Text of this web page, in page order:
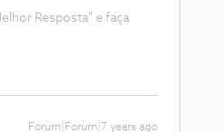
Resposta" e faça
Forum|Forum|7 years ago